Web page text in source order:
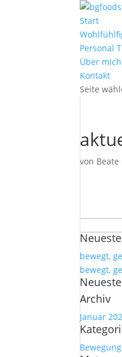
Start
Personal
Über mich
Kontakt
Seite
von
nach:
bewegt,
bewegt,
Archiv
Januar
Bewegung